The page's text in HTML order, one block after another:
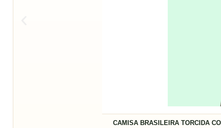
TORCIDA COPA MUNDO BRASIL SELECAO